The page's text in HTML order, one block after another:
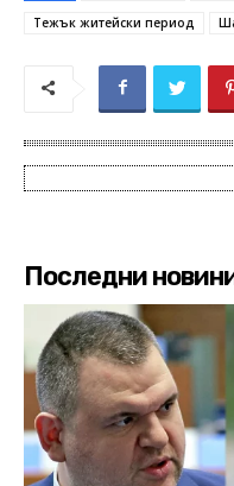
Тежък житейски период
Последни